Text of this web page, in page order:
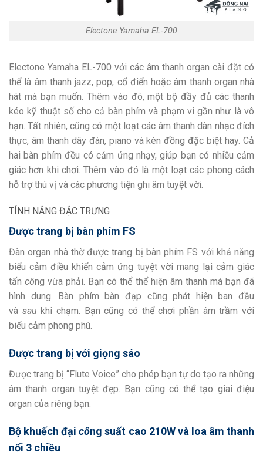
Electone Yamaha EL-700
Electone Yamaha EL-700 với các âm thanh organ cài đặt có
thể là âm thanh jazz, pop, cổ điển hoặc âm thanh organ nhà
hát mà bạn muốn. Thêm vào đó, một bộ đầy đủ các thanh
kéo kỹ thuật số cho cả bàn phím và phạm vi gần như là vô
hạn. Tất nhiên, cũng có một loạt các âm thanh dàn nhạc đích
thực, âm thanh dây đàn, piano và kèn đồng đặc biệt hay. Cả
hai bàn phím đều có cảm ứng nhạy, giúp bạn có nhiều cảm
giác hơn khi chơi. Thêm vào đó là một loạt các phong cách
hỗ trợ thú vị và các phương tiện ghi âm tuyệt vời.
TÍNH NĂNG ĐẶC TRƯNG
Được trang bị bàn phím FS
Đàn organ nhà thờ được trang bị bàn phím FS với khả năng
biểu cảm điều khiển cảm ứng tuyệt vời mang lại cảm giác
tấncông vừa phải. Bạn có thể thể hiện âm thanh mà bạn đã
hình dung. Bàn phím bàn đạp cũng phát hiện ban đầu
và sau khi chạm. Bạn cũng có thể chơi phần âm trầm với
biểu cảm phong phú.
Được trang bị với giọng sáo
Được trang bị “Flute Voice” cho phép bạn tự do tạo ra những
âm thanh organ tuyệt đẹp. Bạn cũng có thể tạo giai điệu
organ của riêng bạn.
Bộ khuếch đạicông suất cao 210W và loa âm thanh
nổi 3 chiều